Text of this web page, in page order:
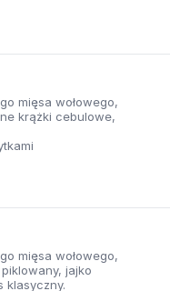
mięsa wołowego,
krążki cebulowe,
mięsa wołowego,
jajko
klasyczny.